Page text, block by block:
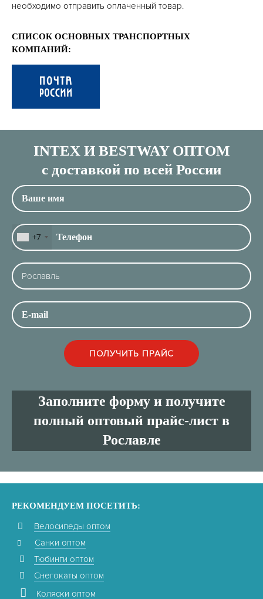
необходимо отправить оплаченный товар.
СПИСОК ОСНОВНЫХ ТРАНСПОРТНЫХ
КОМПАНИЙ:
INTEX И BESTWAY ОПТОМ
с доставкой по всей России
+7
Заполните форму и получите
полный оптовый прайс-лист в
Рославле
РЕКОМЕНДУЕМ ПОСЕТИТЬ:
Велосипеды оптом
Санки оптом
Тюбинги оптом
Снегокаты оптом
Коляски оптом